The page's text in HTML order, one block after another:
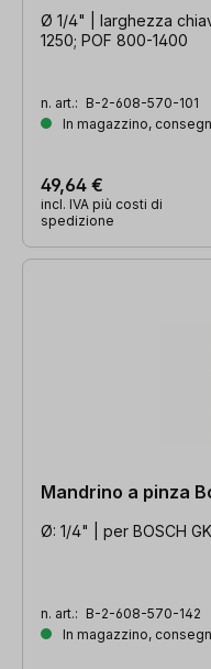
Ø 1/4" | larghezza
1250; POF 800-1400
n. art.: B-2-608-570-101
In magazzino,
49,64 €
incl. IVA più costi di
spedizione
Mandrino a pinza
Ø: 1/4" | per BOSCH
n. art.: B-2-608-570-142
In magazzino,